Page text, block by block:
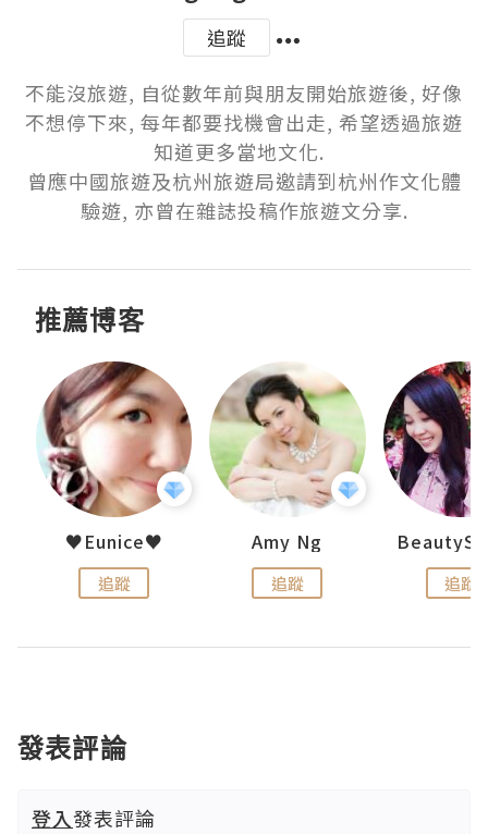
追蹤
不能沒旅遊, 自從數年前與朋友開始旅遊後, 好像
不想停下來, 每年都要找機會出走, 希望透過旅遊
知道更多當地文化.
曾應中國旅遊及杭州旅遊局邀請到杭州作文化體
驗遊, 亦曾在雜誌投稿作旅遊文分享.
推薦博客
♥Eunice♥
追蹤
Amy Ng
追蹤 追蹤
發表評論
登入發表評論